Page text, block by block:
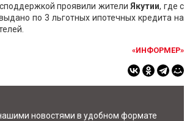
проявили жители Якутии, где с
по 3 льготных ипотечных кредита на
«ИНФОРМЕР»
новостями в удобном формате